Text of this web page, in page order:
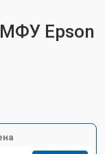
Epson